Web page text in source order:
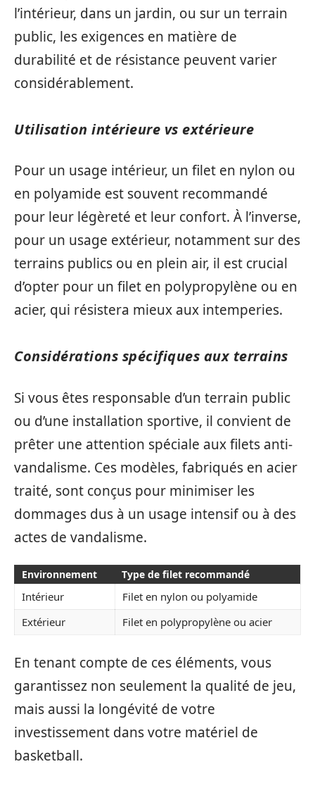
l’intérieur, dans un jardin, ou sur un terrain
public, les exigences en matière de
durabilité et de résistance peuvent varier
considérablement.
Utilisation intérieure vs extérieure
Pour un usage intérieur, un filet en nylon ou
en polyamide est souvent recommandé
pour leur légèreté et leur confort. À l’inverse,
pour un usage extérieur, notamment sur des
terrains publics ou en plein air, il est crucial
d’opter pour un filet en polypropylène ou en
acier, qui résistera mieux aux intemperies.
Considérations spécifiques aux terrains
Si vous êtes responsable d’un terrain public
ou d’une installation sportive, il convient de
prêter une attention spéciale aux filets anti-
vandalisme. Ces modèles, fabriqués en acier
traité, sont conçus pour minimiser les
dommages dus à un usage intensif ou à des
actes de vandalisme.
Environnement Type de filet recommandé
Intérieur
Filet en nylon ou polyamide
Extérieur
Filet en polypropylène ou acier
En tenant compte de ces éléments, vous
garantissez non seulement la qualité de jeu,
mais aussi la longévité de votre
investissement dans votre matériel de
basketball.